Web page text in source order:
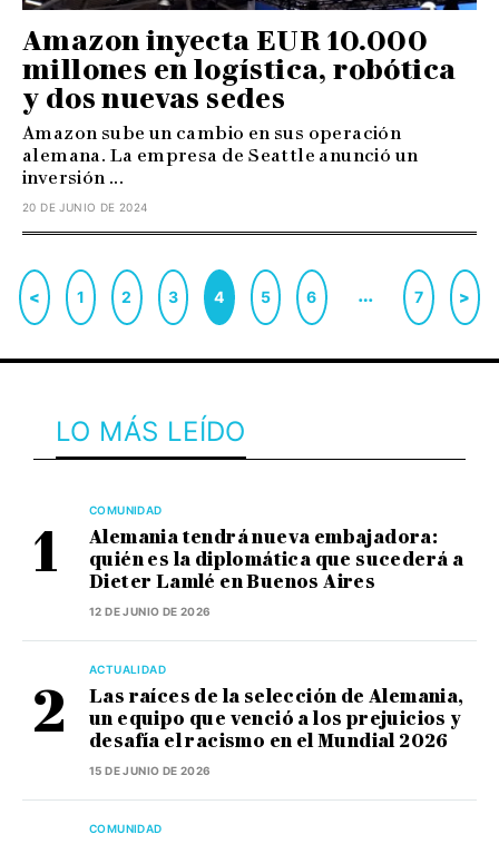
Amazon inyecta EUR 10.000
millones en logística, robótica
y dos nuevas sedes
Amazon sube un cambio en sus operación
alemana. La empresa de Seattle anunció un
inversión ...
20 DE JUNIO DE 2024
< 1 2 3 4 5 6 … 7 >
LO MÁS LEÍDO
COMUNIDAD
Alemania tendrá nueva embajadora:
quién es la diplomática que sucederá a
Dieter Lamlé en Buenos Aires
12 DE JUNIO DE 2026
ACTUALIDAD
Las raíces de la selección de Alemania,
un equipo que venció a los prejuicios y
desafía el racismo en el Mundial 2026
15 DE JUNIO DE 2026
COMUNIDAD